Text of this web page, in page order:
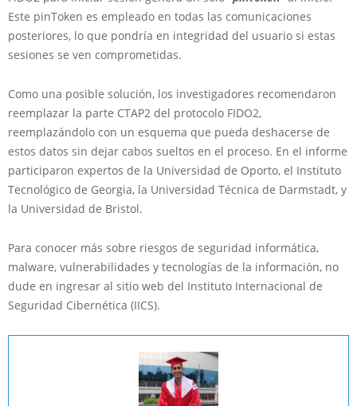
Este pinToken es empleado en todas las comunicaciones
posteriores, lo que pondría en integridad del usuario si estas
sesiones se ven comprometidas.
Como una posible solución, los investigadores recomendaron
reemplazar la parte CTAP2 del protocolo FIDO2,
reemplazándolo con un esquema que pueda deshacerse de
estos datos sin dejar cabos sueltos en el proceso. En el informe
participaron expertos de la Universidad de Oporto, el Instituto
Tecnológico de Georgia, la Universidad Técnica de Darmstadt, y
la Universidad de Bristol.
Para conocer más sobre riesgos de seguridad informática,
malware, vulnerabilidades y tecnologías de la información, no
dude en ingresar al sitio web del Instituto Internacional de
Seguridad Cibernética (IICS).